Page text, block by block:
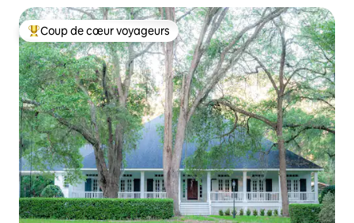
Coup de cœur voyageurs parmi les plus aimés
Coup de cœur voyageurs